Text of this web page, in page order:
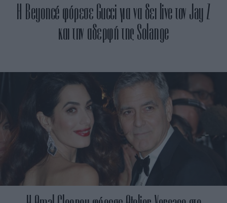
H Beyoncé φόρεσε Gucci για να δει live τον Jay Z
και την αδερφή της Solange